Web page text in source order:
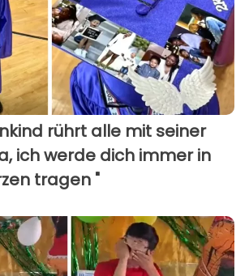
rührt alle mit seiner
ich werde dich immer in
tragen "